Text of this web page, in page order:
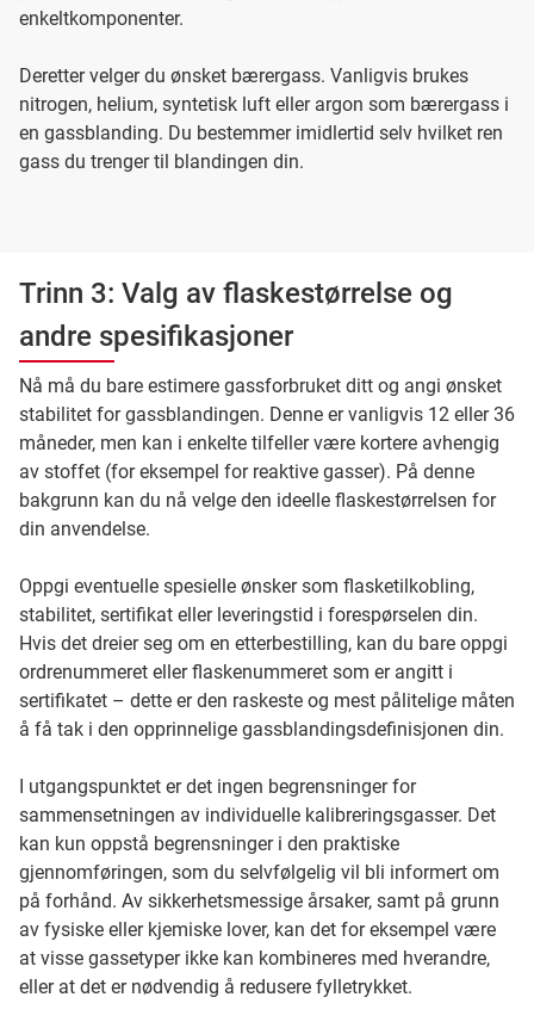
enkeltkomponenter.
Deretter velger du ønsket bærergass. Vanligvis brukes
nitrogen, helium, syntetisk luft eller argon som bærergass i
en gassblanding. Du bestemmer imidlertid selv hvilket ren
gass du trenger til blandingen din.
Trinn 3: Valg av flaskestørrelse og
andre spesifikasjoner
Nå må du bare estimere gassforbruket ditt og angi ønsket
stabilitet for gassblandingen. Denne er vanligvis 12 eller 36
måneder, men kan i enkelte tilfeller være kortere avhengig
av stoffet (for eksempel for reaktive gasser). På denne
bakgrunn kan du nå velge den ideelle flaskestørrelsen for
din anvendelse.
Oppgi eventuelle spesielle ønsker som flasketilkobling,
stabilitet, sertifikat eller leveringstid i forespørselen din.
Hvis det dreier seg om en etterbestilling, kan du bare oppgi
ordrenummeret eller flaskenummeret som er angitt i
sertifikatet – dette er den raskeste og mest pålitelige måten
å få tak i den opprinnelige gassblandingsdefinisjonen din.
I utgangspunktet er det ingen begrensninger for
sammensetningen av individuelle kalibreringsgasser. Det
kan kun oppstå begrensninger i den praktiske
gjennomføringen, som du selvfølgelig vil bli informert om
på forhånd. Av sikkerhetsmessige årsaker, samt på grunn
av fysiske eller kjemiske lover, kan det for eksempel være
at visse gassetyper ikke kan kombineres med hverandre,
eller at det er nødvendig å redusere fylletrykket.